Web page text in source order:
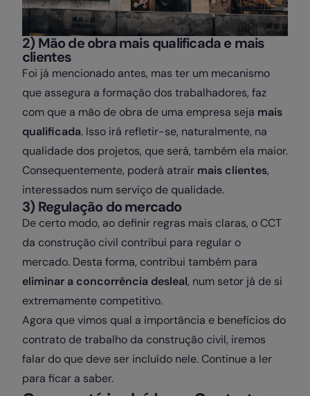
2) Mão de obra mais qualificada e mais
clientes
Foi já mencionado antes, mas ter um mecanismo
que assegura a formação dos trabalhadores, faz
com que a mão de obra de uma empresa seja mais
qualificada. Isso irá refletir-se, naturalmente, na
qualidade dos projetos, que será, também ela maior.
Consequentemente, poderá atrair mais clientes,
interessados num serviço de qualidade.
3) Regulação do mercado
De certo modo, ao definir regras mais claras, o CCT
da construção civil contribui para regular o
mercado. Desta forma, contribui também para
eliminar a concorrência desleal, num setor já de si
extremamente competitivo.
Agora que vimos qual a importância e benefícios do
contrato de trabalho da construção civil, iremos
falar do que deve ser incluído nele. Continue a ler
para ficar a saber.